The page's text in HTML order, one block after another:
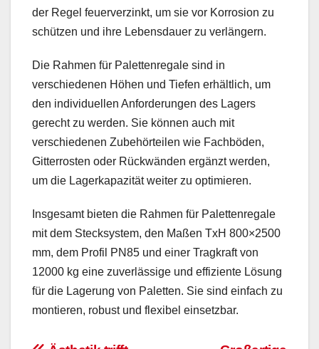
der Regel feuerverzinkt, um sie vor Korrosion zu
schützen und ihre Lebensdauer zu verlängern.
Die Rahmen für Palettenregale sind in
verschiedenen Höhen und Tiefen erhältlich, um
den individuellen Anforderungen des Lagers
gerecht zu werden. Sie können auch mit
verschiedenen Zubehörteilen wie Fachböden,
Gitterrosten oder Rückwänden ergänzt werden,
um die Lagerkapazität weiter zu optimieren.
Insgesamt bieten die Rahmen für Palettenregale
mit dem Stecksystem, den Maßen TxH 800×2500
mm, dem Profil PN85 und einer Tragkraft von
12000 kg eine zuverlässige und effiziente Lösung
für die Lagerung von Paletten. Sie sind einfach zu
montieren, robust und flexibel einsetzbar.